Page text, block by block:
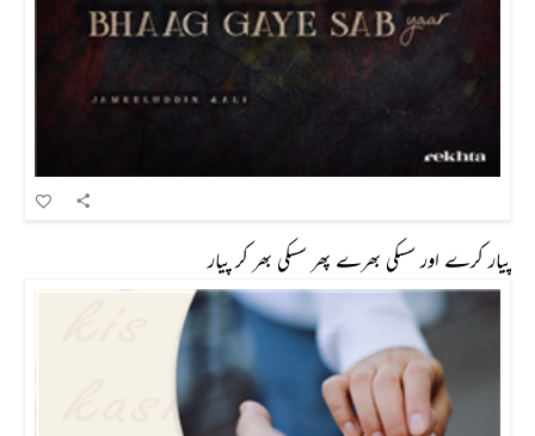
پیار کرے اور سسکی بھرے پھر سسکی بھر کر پیار